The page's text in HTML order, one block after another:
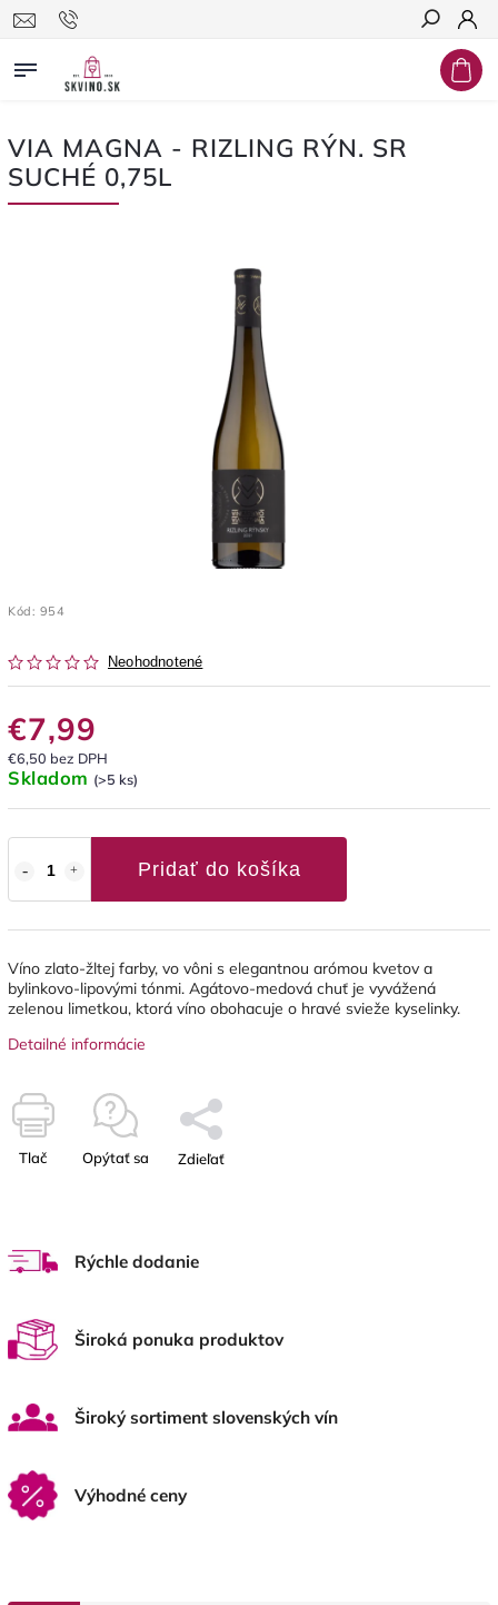
Hľadať
VIA MAGNA - RIZLING RÝN. SR
SUCHÉ 0,75L
Kód: 954
Neohodnotené
€7,99
€6,50 bez DPH
Skladom (>5 ks)
Pridať do košíka
Víno zlato-žltej farby, vo vôni s elegantnou arómou kvetov a
bylinkovo-lipovými tónmi. Agátovo-medová chuť je vyvážená
zelenou limetkou, ktorá víno obohacuje o hravé svieže kyselinky.
Detailné informácie
Tlač Opýtať sa Zdieľať
Rýchle dodanie
Široká ponuka produktov
Široký sortiment slovenských vín
Výhodné ceny